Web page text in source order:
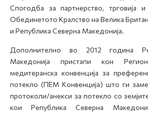
Спогодба за партнерство, трговија
Обединетото Кралство на Велика
и Република Северна Македонија.
Дополнително во 2012 година
Македонија пристапи кон
медитеранска конвенција за
потекло (ПЕМ Конвенција) што ги
протоколи/анекси за потекло со
кои Република Северна